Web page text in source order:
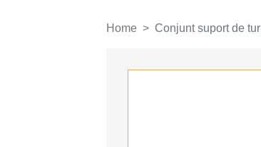
Home Conjunt suport de